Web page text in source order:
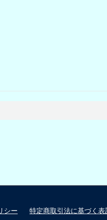
シー 特定商取引法に基づく表